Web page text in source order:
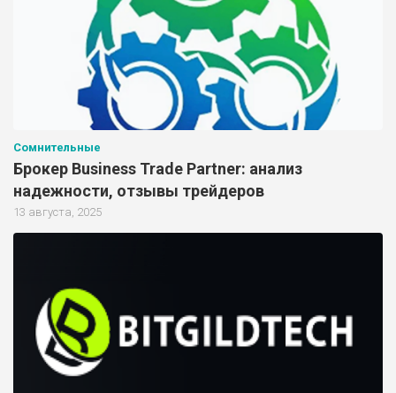
Сомнительные
Брокер Business Trade Partner: анализ
надежности, отзывы трейдеров
13 августа, 2025